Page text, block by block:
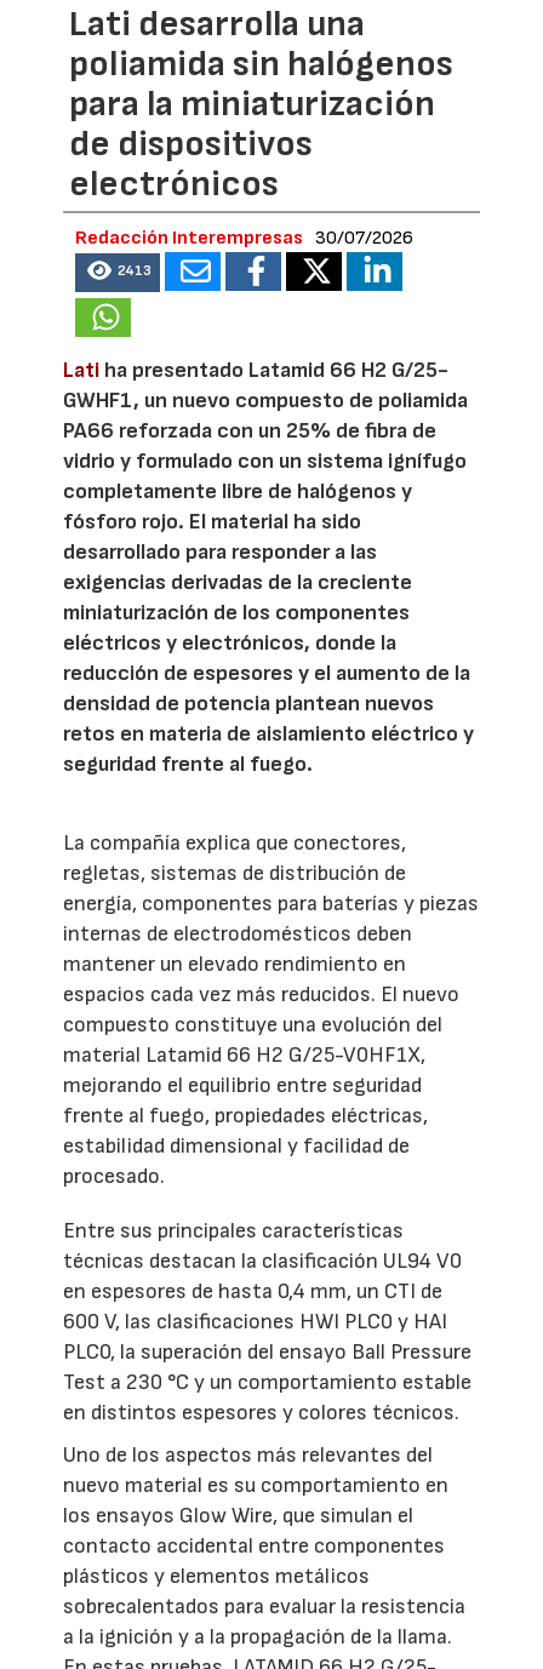
Lati desarrolla una
poliamida sin halógenos
para la miniaturización
de dispositivos
electrónicos
Redacción Interempresas 30/07/2026
2413
Lati ha presentado Latamid 66 H2 G/25-
GWHF1, un nuevo compuesto de poliamida
PA66 reforzada con un 25% de fibra de
vidrio y formulado con un sistema ignífugo
completamente libre de halógenos y
fósforo rojo. El material ha sido
desarrollado para responder a las
exigencias derivadas de la creciente
miniaturización de los componentes
eléctricos y electrónicos, donde la
reducción de espesores y el aumento de la
densidad de potencia plantean nuevos
retos en materia de aislamiento eléctrico y
seguridad frente al fuego.
La compañía explica que conectores,
regletas, sistemas de distribución de
energía, componentes para baterías y piezas
internas de electrodomésticos deben
mantener un elevado rendimiento en
espacios cada vez más reducidos. El nuevo
compuesto constituye una evolución del
material Latamid 66 H2 G/25-V0HF1X,
mejorando el equilibrio entre seguridad
frente al fuego, propiedades eléctricas,
estabilidad dimensional y facilidad de
procesado.
Entre sus principales características
técnicas destacan la clasificación UL94 V0
en espesores de hasta 0,4 mm, un CTI de
600 V, las clasificaciones HWI PLC0 y HAI
PLC0, la superación del ensayo Ball Pressure
Test a 230 °C y un comportamiento estable
en distintos espesores y colores técnicos.
Uno de los aspectos más relevantes del
nuevo material es su comportamiento en
los ensayos Glow Wire, que simulan el
contacto accidental entre componentes
plásticos y elementos metálicos
sobrecalentados para evaluar la resistencia
a la ignición y a la propagación de la llama.